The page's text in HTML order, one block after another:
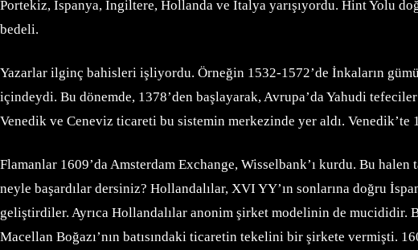
Portekiz, İspanya, İngiltere, Hollanda ve İtalya yarışıyordu. Hint Yolu
bedeli.
Yazarlar ilginç bahisleri işliyordu. Örneğin 1532-1572’de İnkaların
içindeydi. Bu dönemde, 1378’den başlayarak, Avrupa’da Yahudi
Venedik ve Ceneviz ticareti bu sistemin merkezinde yer aldı.
Flamanlar 1609’da Amsterdam Exchange, Wisselbank’ı kurdu. Bu
neyle başardılar dersiniz? Hollandalılar, XVI YY’ın sonlarına doğru
geliştirdiler. Ayrıca Hollandalılar anonim şirket modelinin de mucididir.
Macellan Boğazı’nın batısındaki ticaretin tekelini bir şirkete vermişti.